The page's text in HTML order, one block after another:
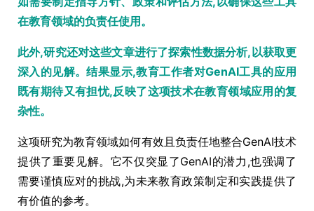
在教育领域的负责任使用。
此外,研究还对这些文章进行了探索性数据分析,以获取更
深入的见解。结果显示,教育工作者对GenAI工具的应用
既有期待又有担忧,反映了这项技术在教育领域应用的复
杂性。
这项研究为教育领域如何有效且负责任地整合GenAI技术
提供了重要见解。它不仅突显了GenAI的潜力,也强调了
需要谨慎应对的挑战,为未来教育政策制定和实践提供了
有价值的参考。